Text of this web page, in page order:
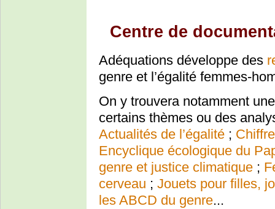
Centre de
Adéquations développe des
genre et l’égalité femmes-
On y trouvera notamment
certains thèmes ou des
Actualités de l’égalité ;
Encyclique écologique du
genre et justice climatique ;
cerveau ; Jouets pour filles,
les ABCD du genre...